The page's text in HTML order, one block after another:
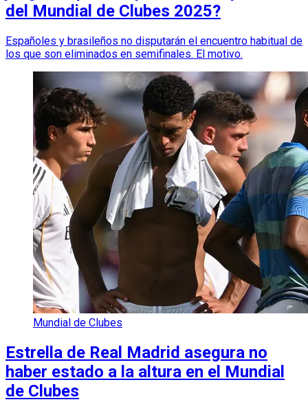
del Mundial de Clubes 2025?
Españoles y brasileños no disputarán el encuentro habitual de
los que son eliminados en semifinales. El motivo.
Mundial de Clubes
Estrella de Real Madrid asegura no
haber estado a la altura en el Mundial
de Clubes